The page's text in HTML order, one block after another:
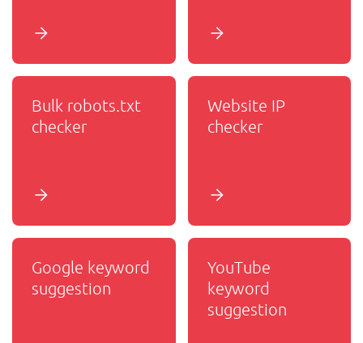
Bulk robots.txt
checker
Website IP
checker
Google keyword
suggestion
YouTube
keyword
suggestion